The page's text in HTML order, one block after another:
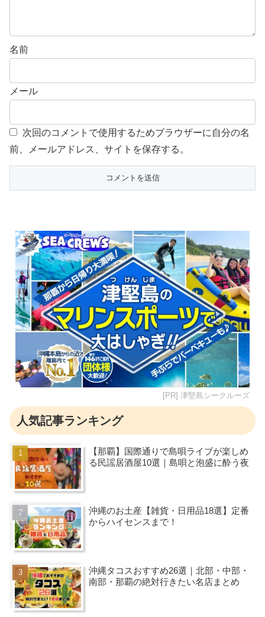
名前
メール
次回のコメントで使用するためブラウザーに自分の名
前、メールアドレス、サイトを保存する。
[PR] 津堅島シークルーズ
人気記事ランキング
【那覇】国際通りで島唄ライブが楽しめ
る民謡居酒屋10選｜島唄と泡盛に酔う夜
沖縄のお土産【雑貨・日用品18選】定番
からハイセンスまで！
沖縄タコスおすすめ26選｜北部・中部・
南部・那覇の絶対行きたい名店まとめ